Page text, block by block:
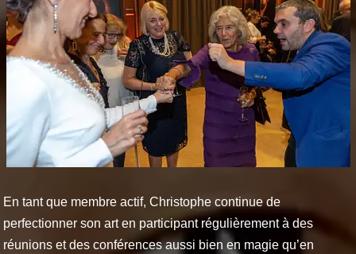
En tant que membre actif, Christophe continue de
perfectionner son art en participant régulièrement à des
réunions et des conférences aussi bien en magie qu’en